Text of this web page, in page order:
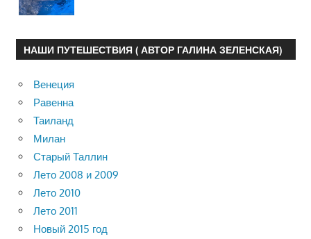
НАШИ ПУТЕШЕСТВИЯ ( АВТОР ГАЛИНА ЗЕЛЕНСКАЯ)
Венеция
Равенна
Таиланд
Милан
Старый Таллин
Лето 2008 и 2009
Лето 2010
Лето 2011
Новый 2015 год